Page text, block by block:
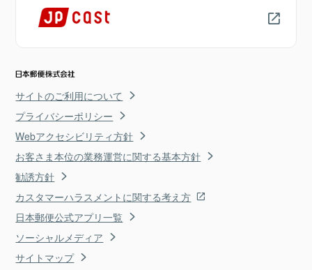
サイトのご利用について
プライバシーポリシー
Webアクセシビリティ方針
お客さま本位の業務運営に関する基本方針
勧誘方針
カスタマーハラスメントに関する考え方
日本郵便公式アプリ一覧
ソーシャルメディア
サイトマップ